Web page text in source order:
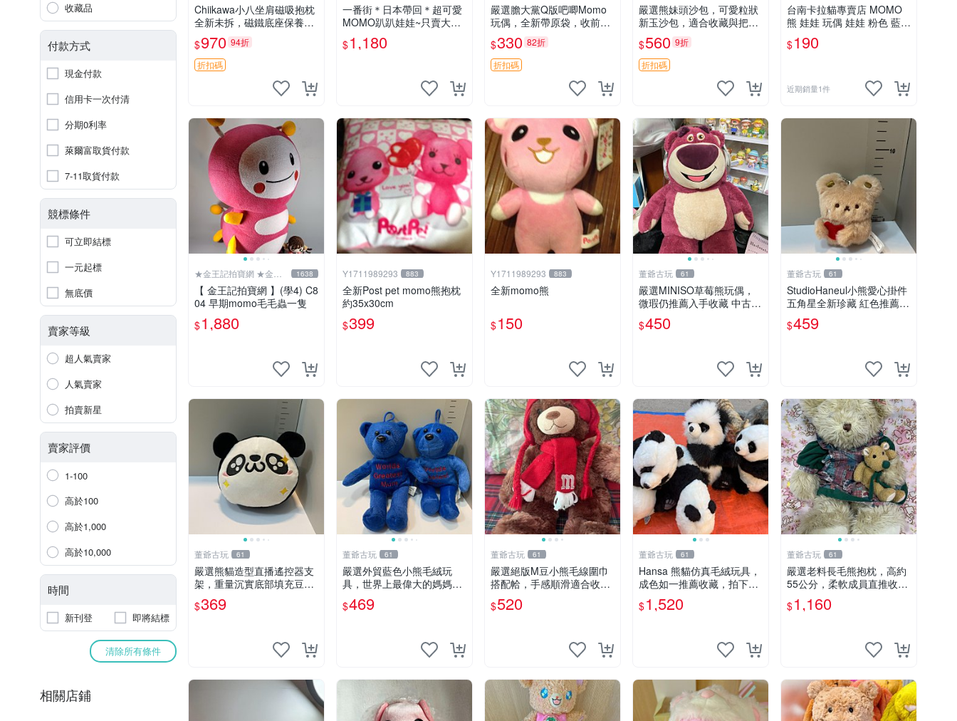
收藏品
付款方式
現金付款
信用卡一次付清
分期0利率
萊爾富取貨付款
7-11取貨付款
競標條件
可立即結標
一元起標
無底價
賣家等級
超人氣賣家
人氣賣家
拍賣新星
賣家評價
1-100
高於100
高於1,000
高於10,000
時間
新刊登 即將結標
清除所有條件
相關店鋪
Chiikawa小八坐肩磁吸抱枕
全新未拆，磁鐵底座保養品
專用 磁鐵 磁吸 抱枕
$970 94折
折扣碼
一番街＊日本帶回＊超可愛
MOMO趴趴娃娃~只賣大隻
的1號~單隻價～生日禮物
$1,180
嚴選膽大黨Q版吧唧Momo
玩偶，全新帶原袋，收前請
詳讀收物須知。非偏遠地區
同城可取。 膽大黨 Q版 陳
冠希 妙Q玩偶
$330 82折
折扣碼
嚴選熊妹頭沙包，可愛粒狀
新玉沙包，適合收藏與把玩
熊妹 沙包 玉石
$560 9折
折扣碼
台南卡拉貓專賣店 MOMO
熊 娃娃 玩偶 娃娃 粉色 藍色
2色分售
$190
近期銷量1件
★金王記拍寶網 ★金王
記拍寶趣
1638
【 金王記拍寶網 】(學4) C8
04 早期momo毛毛蟲一隻
$1,880
Y1711989293 883
全新Post pet momo熊抱枕
約35x30cm
$399
Y1711989293 883
全新momo熊
$150
董爺古玩 61
嚴選MINISO草莓熊玩偶，
微瑕仍推薦入手收藏 中古 M
INISO 草莓熊 玩具 收藏
$450
董爺古玩 61
StudioHaneul小熊愛心掛件
五角星全新珍藏 紅色推薦收
藏 玩具掛飾 掛件 新品
$459
董爺古玩 61
嚴選熊貓造型直播遙控器支
架，重量沉實底部填充豆
袋，手機遙控器最佳架設選
擇推薦 直播遙控器支架 毛
$369
董爺古玩 61
嚴選外貿藍色小熊毛絨玩
具，世界上最偉大的媽媽聖
誕節推薦禮物 五角星 兒童
玩具 母親節
$469
董爺古玩 61
嚴選絕版M豆小熊毛線圍巾
搭配帢，手感順滑適合收藏
絕版M豆小熊、圍巾、毛線
帢 經典好搭
$520
董爺古玩 61
Hansa 熊貓仿真毛絨玩具，
成色如一推薦收藏，拍下無
疑心 熊貓 毛絨玩具 收藏
$1,520
董爺古玩 61
嚴選老料長毛熊抱枕，高約
55公分，柔軟成員直推收藏
長毛熊 柔軟熊抱枕 55公分
$1,160